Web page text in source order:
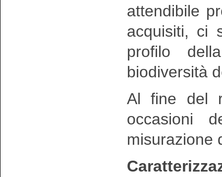
attendibile
acquisiti, ci
profilo
biodiversità
Al fine del
occasioni
misurazione